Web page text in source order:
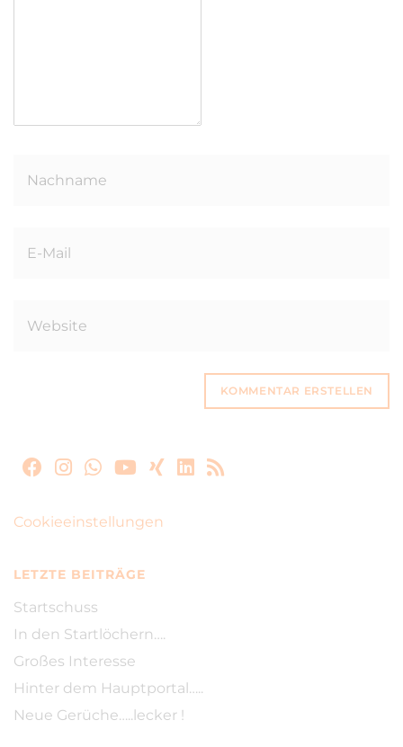
Cookieeinstellungen
LETZTE BEITRÄGE
Startschuss
In den Startlöchern….
Großes Interesse
Hinter dem Hauptportal…..
Neue Gerüche…..lecker !